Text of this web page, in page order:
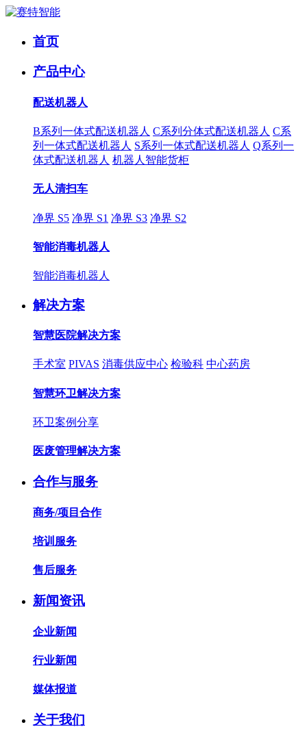
首页
产品中心
配送机器人
B系列一体式配送机器人 C系列分体式配送机器人 C系
列一体式配送机器人 S系列一体式配送机器人 Q系列一
体式配送机器人 机器人智能货柜
无人清扫车
净界 S5 净界 S1 净界 S3 净界 S2
智能消毒机器人
智能消毒机器人
解决方案
智慧医院解决方案
手术室 PIVAS 消毒供应中心 检验科 中心药房
智慧环卫解决方案
环卫案例分享
医废管理解决方案
合作与服务
商务/项目合作
培训服务
售后服务
新闻资讯
企业新闻
行业新闻
媒体报道
关于我们